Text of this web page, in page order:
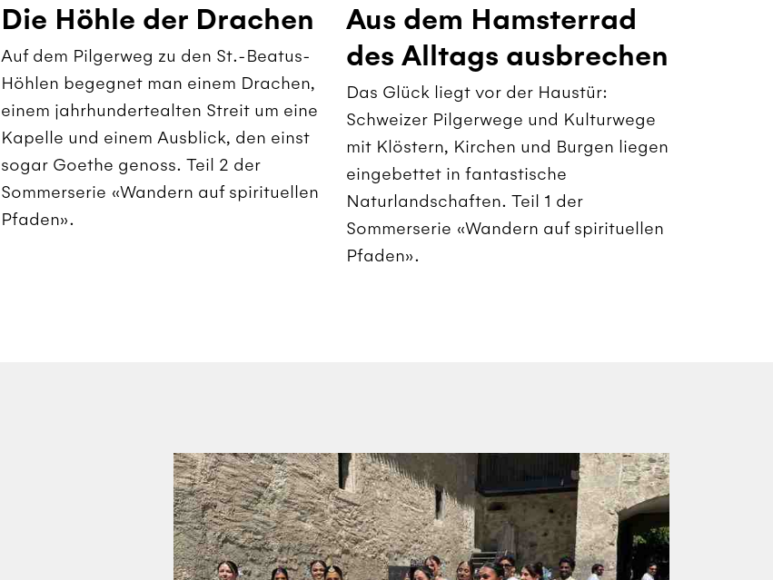
Die Höhle der Drachen
Auf dem Pilgerweg zu den St.-Beatus-
Höhlen begegnet man einem Drachen,
einem jahrhundertealten Streit um eine
Kapelle und einem Ausblick, den einst
sogar Goethe genoss. Teil 2 der
Sommerserie «Wandern auf spirituellen
Pfaden».
Aus dem Hamsterrad
des Alltags ausbrechen
Das Glück liegt vor der Haustür:
Schweizer Pilgerwege und Kulturwege
mit Klöstern, Kirchen und Burgen liegen
eingebettet in fantastische
Naturlandschaften. Teil 1 der
Sommerserie «Wandern auf spirituellen
Pfaden».